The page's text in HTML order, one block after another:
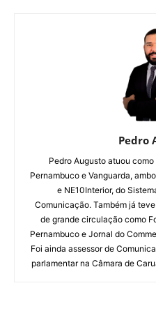
Pedro
Pedro Augusto atuou
Pernambuco e Vanguarda,
e NE10Interior, do
Comunicação. Também já
de grande circulação como
Pernambuco e Jornal do
Foi ainda assessor de
parlamentar na Câmara de